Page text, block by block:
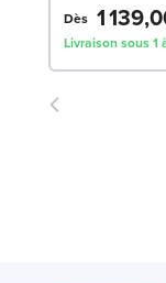
Dès 1
Livraison sous 1